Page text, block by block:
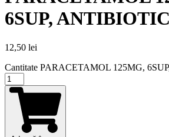
6SUP,
12,50 lei
Cantitate PARACETAMOL 125MG,